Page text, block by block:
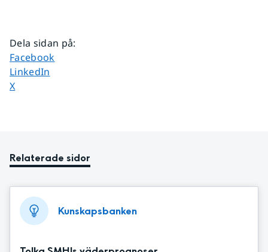
Dela sidan på:
Dela sidan på
Facebook
Dela sidan på
LinkedIn
Dela sidan på
X
Relaterade sidor
Kunskapsbanken